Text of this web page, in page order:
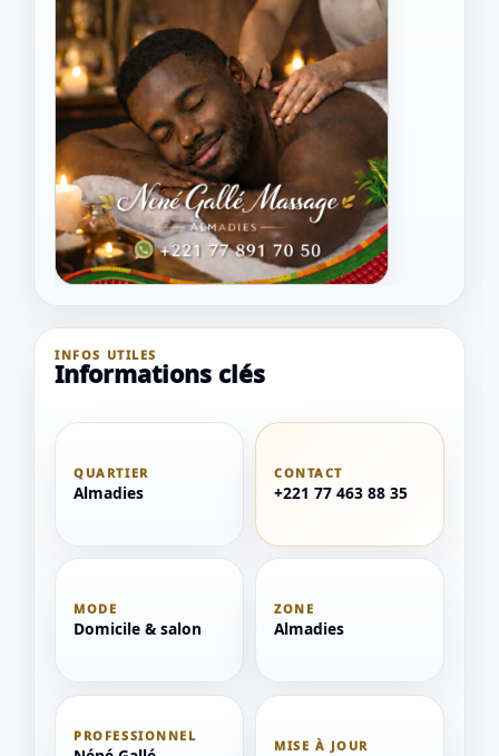
INFOS UTILES
Informations clés
QUARTIER
Almadies
CONTACT
+221 77 463 88 35
MODE
Domicile & salon
ZONE
Almadies
PROFESSIONNEL
MISE À JOUR